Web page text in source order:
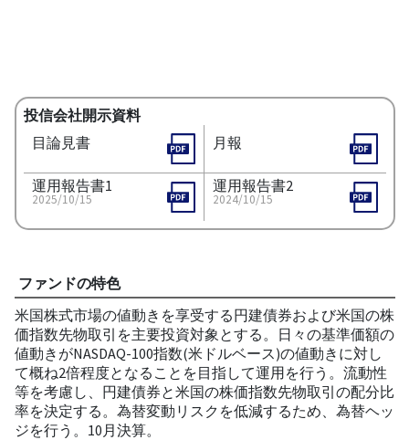
投信会社開示資料
目論見書
月報
運用報告書1
2025/10/15
運用報告書2
2024/10/15
ファンドの特色
米国株式市場の値動きを享受する円建債券および米国の株
価指数先物取引を主要投資対象とする。日々の基準価額の
値動きがNASDAQ-100指数(米ドルベース)の値動きに対し
て概ね2倍程度となることを目指して運用を行う。流動性
等を考慮し、円建債券と米国の株価指数先物取引の配分比
率を決定する。為替変動リスクを低減するため、為替ヘッ
ジを行う。10月決算。